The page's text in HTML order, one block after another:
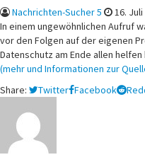
Nachrichten-Sucher 5
16. Juli
In einem ungewöhnlichen Aufruf
vor den Folgen auf der eigenen
Datenschutz am Ende allen helfen
(mehr und Informationen zur
Share:
Twitter Facebook